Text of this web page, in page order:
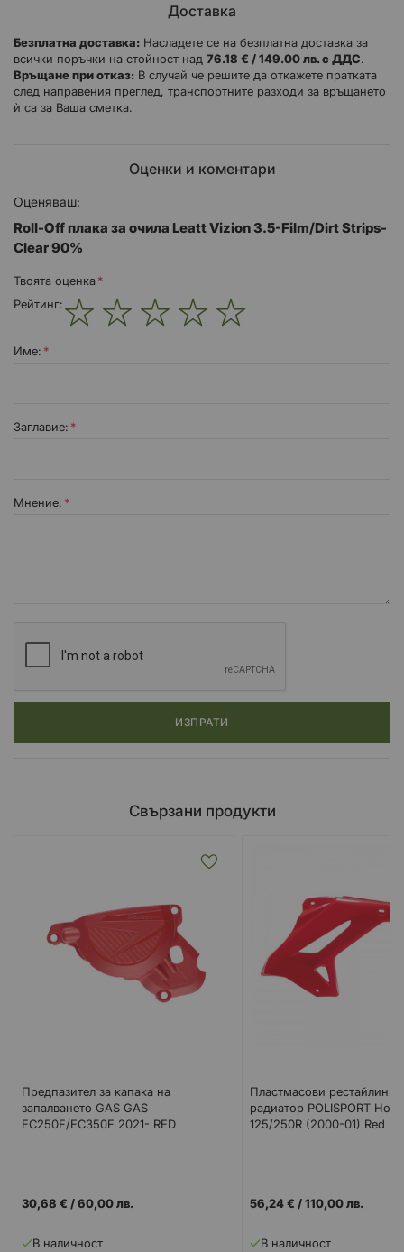
Доставка
Безплатна доставка: Насладете се на безплатна доставка за
всички поръчки на стойност над 76.18 € / 149.00 лв. с ДДС.
Връщане при отказ: В случай че решите да откажете пратката
след направения преглед, транспортните разходи за връщането
ѝ са за Ваша сметка.
Оценки и коментари
Оценяваш:
Roll-Off плака за очила Leatt Vizion 3.5-Film/Dirt Strips-
Clear 90%
Твоята оценка
Рейтинг:
Име:
Заглавиe:
Мнение:
ИЗПРАТИ
Свързани продукти
Предпазител за капака на
запалването GAS GAS
EC250F/EC350F 2021- RED
30,68 € /60,00 лв.
В наличност
Пластмасови рестайлинг
радиатор POLISPORT
125/250R (2000-01) Red
56,24 € /110,00 лв.
В наличност